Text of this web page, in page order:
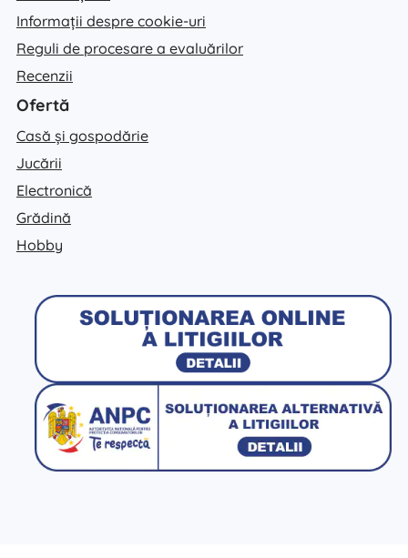
Informații despre cookie-uri
Reguli de procesare a evaluărilor
Recenzii
Ofertă
Casă și gospodărie
Jucării
Electronică
Grădină
Hobby